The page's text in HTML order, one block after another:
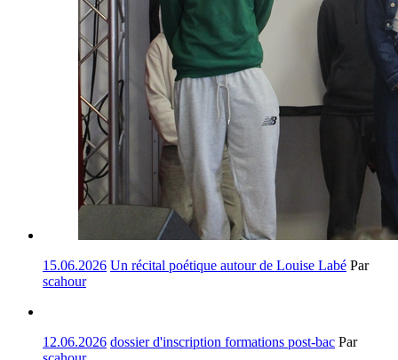
15.06.2026 Un récital poétique autour de Louise Labé Par
scahour
12.06.2026 dossier d'inscription formations post-bac Par